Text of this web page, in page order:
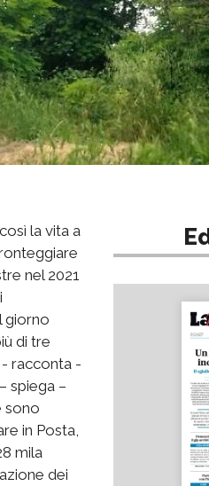
la vita a
nel 2021
giorno
di tre
- racconta -
spiega –
sono
in Posta,
mila
dei